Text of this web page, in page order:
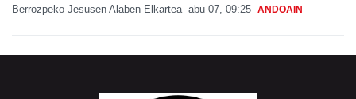
Berrozpeko Jesusen Alaben Elkartea abu 07, 09:25 ANDOAIN